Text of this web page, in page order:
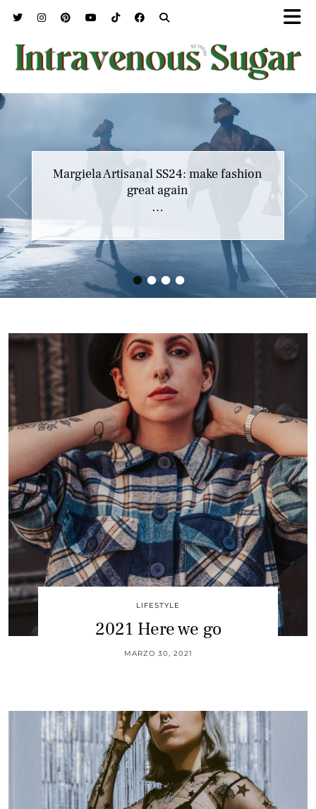
••••
Margiela Artisanal SS24: make fashion
great again
…
LIFESTYLE
2021 Here we go
MARZO 30, 2021